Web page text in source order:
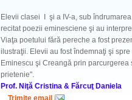
Elevii clasei I şi a IV-a, sub
recitat poezii eminesciene şi au
Viaţa poetului fără pereche a fost
ilustraţii. Elevii au fost îndemnaţi şi
Eminescu şi Creangă prin parcurgerea
prietenie".
Prof. Niţă Cristina & Fărcuţ Daniela
Trimite email